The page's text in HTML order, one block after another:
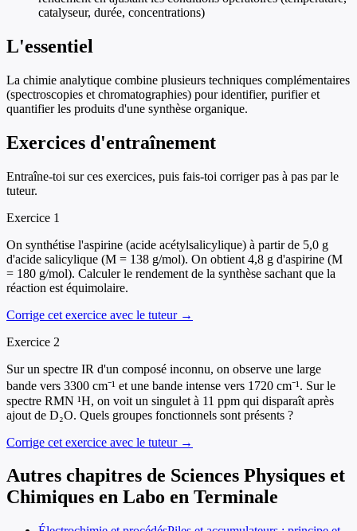
catalyseur, durée, concentrations)
L'essentiel
La chimie analytique combine plusieurs techniques complémentaires
(spectroscopies et chromatographies) pour identifier, purifier et
quantifier les produits d'une synthèse organique.
Exercices d'entraînement
Entraîne-toi sur ces exercices, puis fais-toi corriger pas à pas par le
tuteur.
Exercice 1
On synthétise l'aspirine (acide acétylsalicylique) à partir de 5,0 g
d'acide salicylique (M = 138 g/mol). On obtient 4,8 g d'aspirine (M
= 180 g/mol). Calculer le rendement de la synthèse sachant que la
réaction est équimolaire.
Corrige cet exercice avec le tuteur →
Exercice 2
Sur un spectre IR d'un composé inconnu, on observe une large
bande vers 3300 cm⁻¹ et une bande intense vers 1720 cm⁻¹. Sur le
spectre RMN ¹H, on voit un singulet à 11 ppm qui disparaît après
ajout de D₂O. Quels groupes fonctionnels sont présents ?
Corrige cet exercice avec le tuteur →
Autres chapitres de Sciences Physiques et
Chimiques en Labo en Terminale